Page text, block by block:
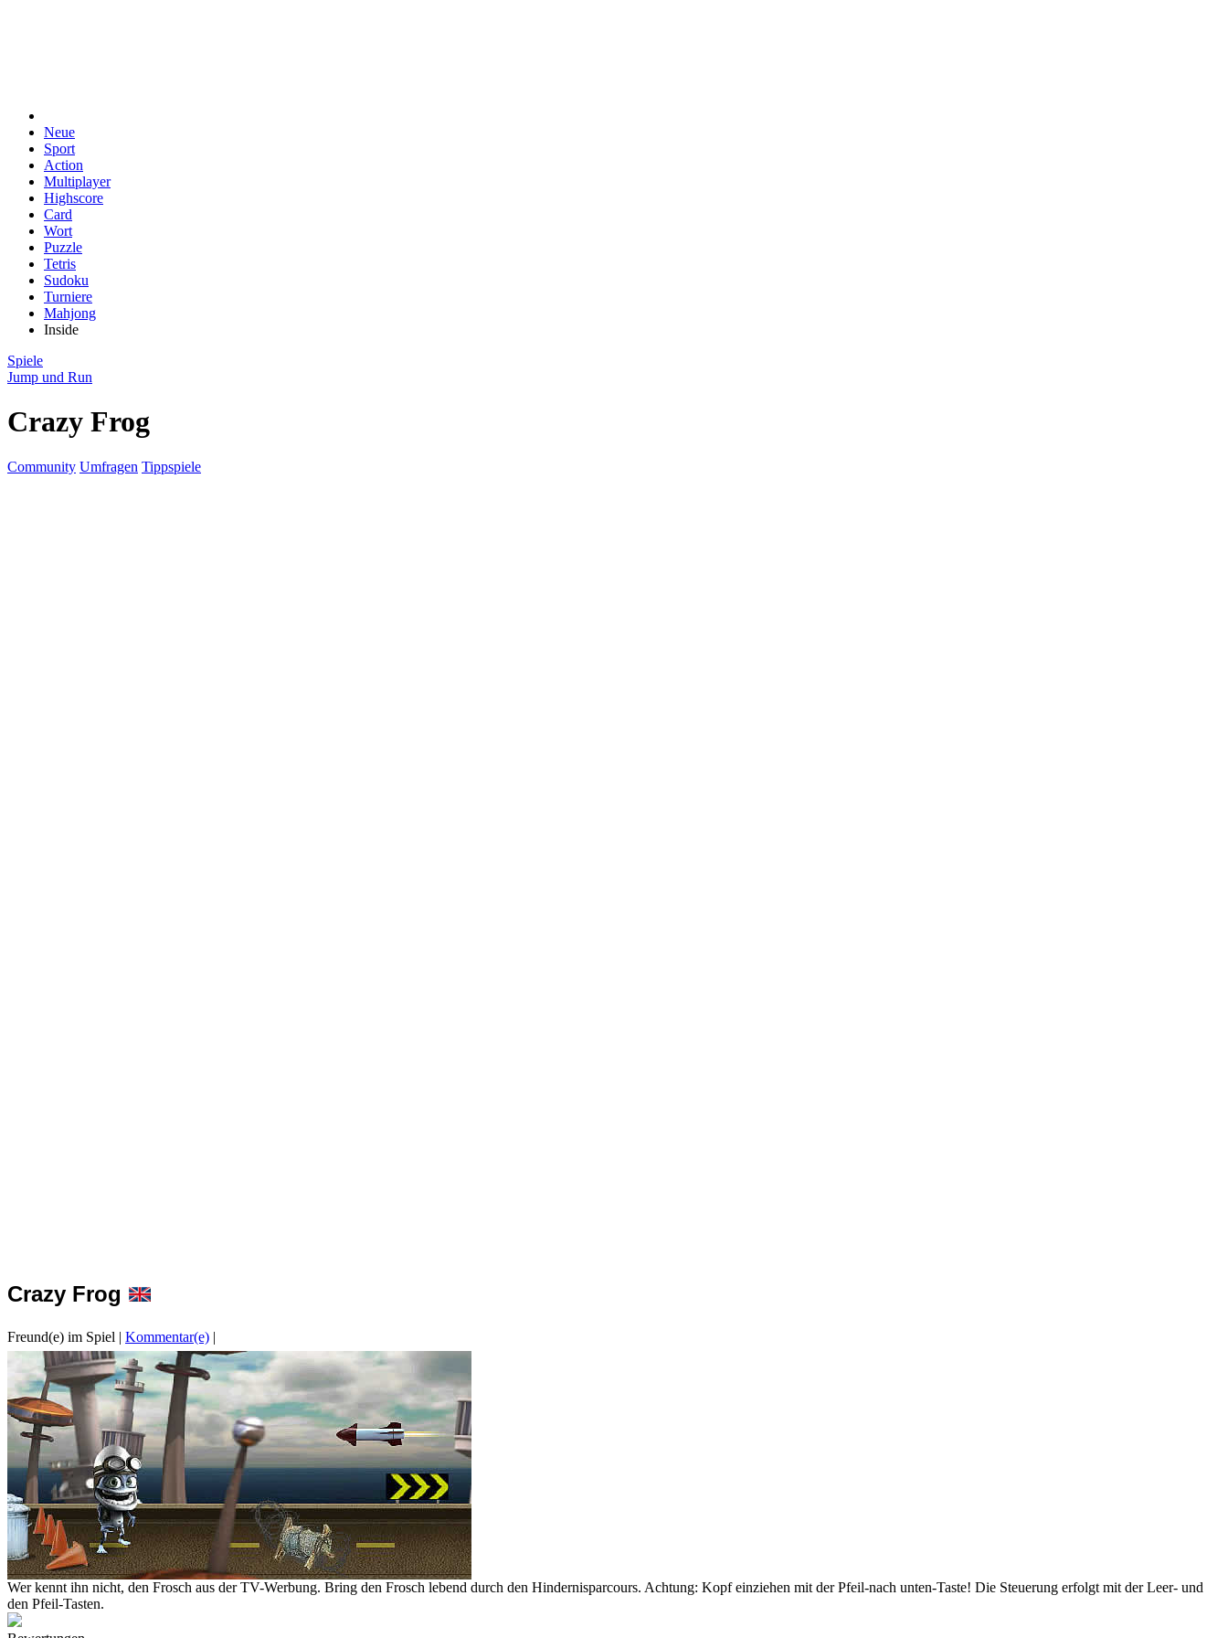
Neue
Sport
Action
Multiplayer
Highscore
Card
Wort
Puzzle
Tetris
Sudoku
Turniere
Mahjong
Inside
Spiele
Jump und Run
Crazy Frog
Community Umfragen Tippspiele
Crazy Frog
Freund(e) im Spiel | Kommentar(e) |
Wer kennt ihn nicht, den Frosch aus der TV-Werbung. Bring den Frosch lebend durch den Hindernisparcours. Achtung: Kopf einziehen mit der Pfeil-nach unten-Taste! Die Steuerung erfolgt mit der Leer- und
den Pfeil-Tasten.